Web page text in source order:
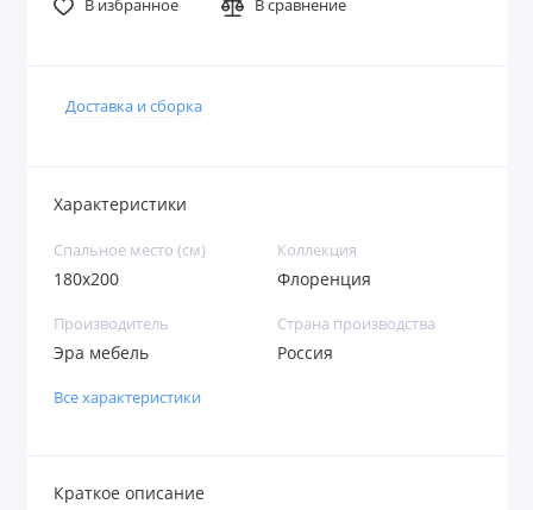
В избранное В сравнение
Доставка и сборка
Характеристики
Спальное место (см)
180х200
Коллекция
Флоренция
Производитель
Эра мебель
Страна производства
Россия
Все характеристики
Краткое описание